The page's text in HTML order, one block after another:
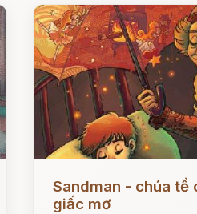
Sandman - chúa tể
giấc mơ